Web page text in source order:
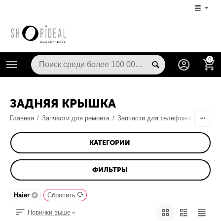
0
ЗАДНЯЯ КРЫШКА
Главная / Запчасти для ремонта / Запчасти для телефонов
КАТЕГОРИИ
ФИЛЬТРЫ
Haier Сбросить
Новинки выше